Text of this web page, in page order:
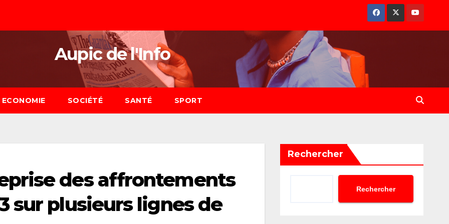
Aupic de l'Info
ECONOMIE SOCIÉTÉ SANTÉ SPORT
des affrontements
sur plusieurs lignes de
Rechercher
Rechercher